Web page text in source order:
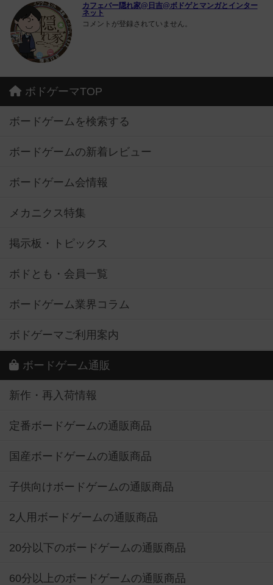
カフェバー隠れ家@日吉@ボドゲとマンガとインター
ネット
コメントが登録されていません。
ボドゲーマTOP
ボードゲームを検索する
ボードゲームの新着レビュー
ボードゲーム会情報
メカニクス特集
掲示板・トピックス
ボドとも・会員一覧
ボードゲーム業界コラム
ボドゲーマご利用案内
ボードゲーム通販
新作・再入荷情報
定番ボードゲームの通販商品
国産ボードゲームの通販商品
子供向けボードゲームの通販商品
2人用ボードゲームの通販商品
20分以下のボードゲームの通販商品
60分以上のボードゲームの通販商品